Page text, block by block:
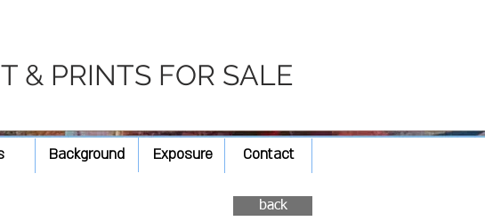
& PRINTS FOR SALE
back
Contact
Background Exposure